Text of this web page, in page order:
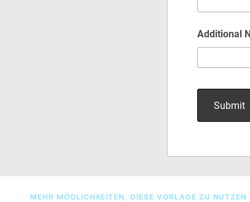
MEHR MÖGLICHKEITEN, DIESE VORLAGE ZU NUTZEN